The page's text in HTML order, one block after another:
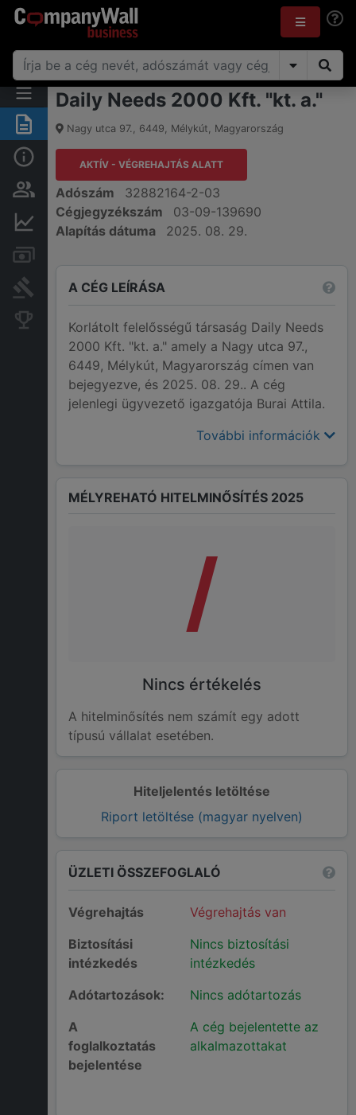
Összegzés
Alap információk
Személyek és tulajdonjog
Pénzügyi információk
Bírósági eljárások
Konkurens cégek
Daily Needs 2000 Kft. "kt. a."
Nagy utca 97., 6449, Mélykút, Magyarország
AKTÍV - VÉGREHAJTÁS ALATT
Adószám
32882164-2-03
Cégjegyzékszám
03-09-139690
Alapítás dátuma
2025. 08. 29.
A CÉG LEÍRÁSA
Korlátolt felelősségű társaság Daily Needs
2000 Kft. "kt. a." amely a Nagy utca 97.,
6449, Mélykút, Magyarország címen van
bejegyezve, és 2025. 08. 29.. A cég
jelenlegi ügyvezető igazgatója Burai Attila.
További információk
Hiteljelentés letöltése
Riport letöltése (magyar nyelven)
MÉLYREHATÓ HITELMINŐSÍTÉS 2025
/
Nincs értékelés
A hitelminősítés nem számít egy adott
típusú vállalat esetében.
ÜZLETI ÖSSZEFOGLALÓ
Végrehajtás
Végrehajtás van
Biztosítási
intézkedés
Nincs biztosítási
intézkedés
Adótartozások:
Nincs adótartozás
A
foglalkoztatás
bejelentése
A cég bejelentette az
alkalmazottakat